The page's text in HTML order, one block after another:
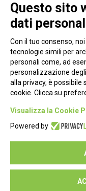
Piazza
Questo sito
dati
Con il tuo consenso,
tecnologie simili per
personali come, ad
personalizzazione
alla privacy, è possibile
cookie. Clicca su
Visualizza la Cookie
Powered by